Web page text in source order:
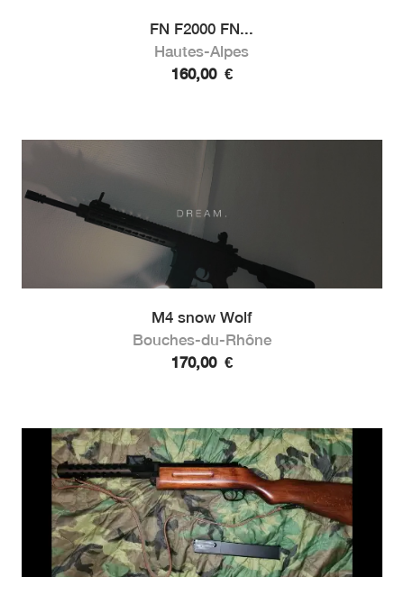
FN F2000 FN...
Hautes-Alpes
160,00 €
M4 snow Wolf
Bouches-du-Rhône
170,00 €